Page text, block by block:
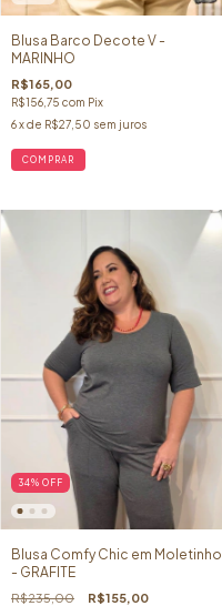
Blusa Barco Decote V -
MARINHO
R$165,00
R$156,75 com Pix
6x de R$27,50 sem juros
COMPRAR
34% OFF
Blusa Comfy Chic em Moletinho
- GRAFITE
R$235,00 R$155,00